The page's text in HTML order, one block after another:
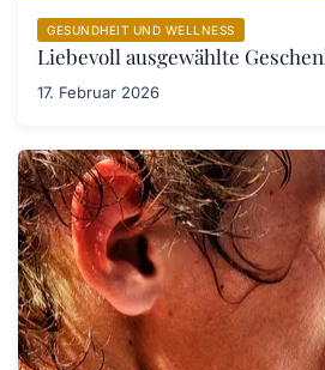
GESUNDHEIT UND WELLNESS
Liebevoll ausgewählte
17. Februar 2026